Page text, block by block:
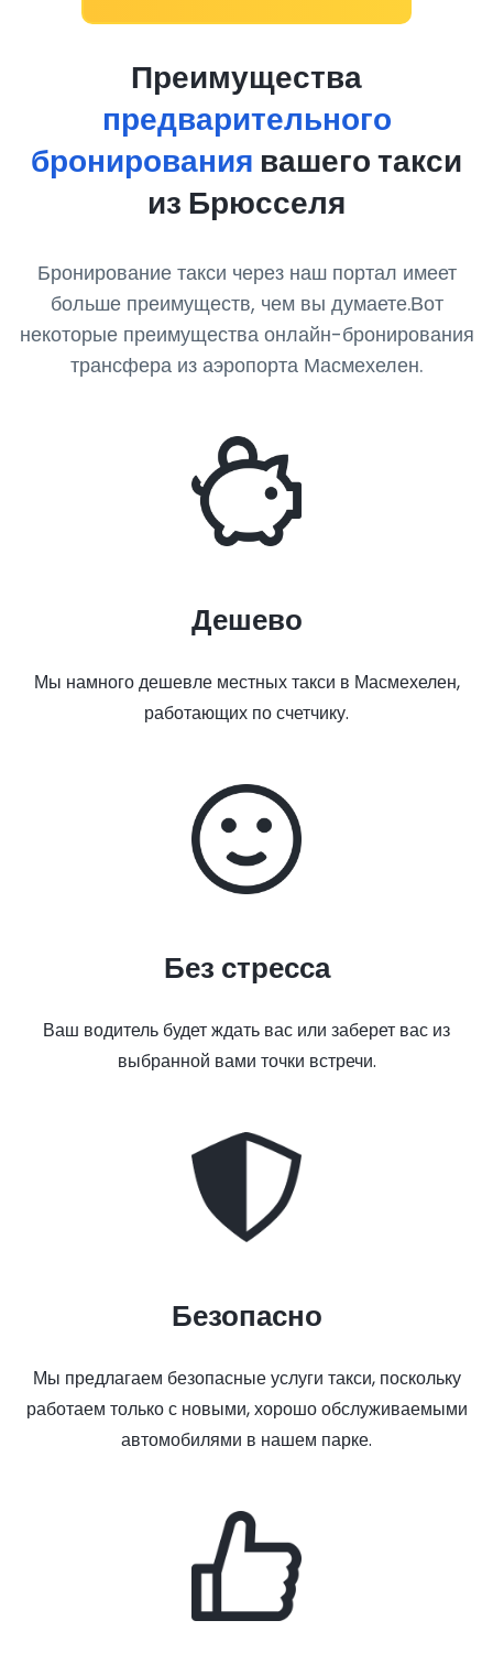
Преимущества
предварительного
бронирования вашего такси
из Брюсселя
Бронирование такси через наш портал имеет
больше преимуществ, чем вы думаете.Вот
некоторые преимущества онлайн-бронирования
трансфера из аэропорта Масмехелен.
Дешево
Мы намного дешевле местных такси в Масмехелен,
работающих по счетчику.
Без стресса
Ваш водитель будет ждать вас или заберет вас из
выбранной вами точки встречи.
Безопасно
Мы предлагаем безопасные услуги такси, поскольку
работаем только с новыми, хорошо обслуживаемыми
автомобилями в нашем парке.